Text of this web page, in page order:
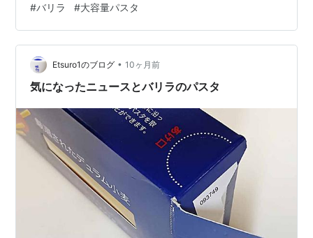
ケージが魅力です。 商品の概要 商品名：バリラ スパゲ
ッティ No.5（1.78mm） 内容量：5kg（大容量） 特徴：
アルデンテに向く食感、もちもちとした舌触り。正規輸
入品で品質が安定。 適した用途：家庭の食卓、来客の多
い日、パーティー、業務用や常備スト…
#バリラ #大容量パスタ
Etsuro1のブログ • 10ヶ月前
気になったニュースとバリラのパスタ